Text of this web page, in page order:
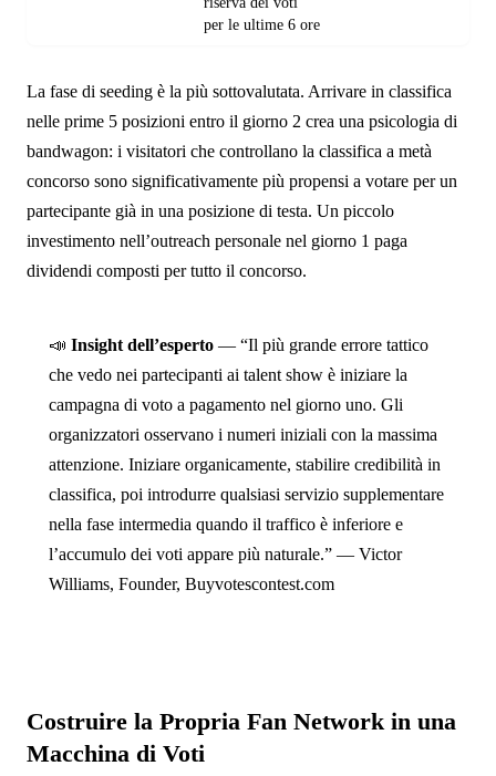
per le ultime 6 ore
La fase di seeding è la più sottovalutata. Arrivare in classifica
nelle prime 5 posizioni entro il giorno 2 crea una psicologia di
bandwagon: i visitatori che controllano la classifica a metà
concorso sono significativamente più propensi a votare per un
partecipante già in una posizione di testa. Un piccolo
investimento nell’outreach personale nel giorno 1 paga
dividendi composti per tutto il concorso.
📣 Insight dell’esperto — “Il più grande errore tattico
che vedo nei partecipanti ai talent show è iniziare la
campagna di voto a pagamento nel giorno uno. Gli
organizzatori osservano i numeri iniziali con la massima
attenzione. Iniziare organicamente, stabilire credibilità in
classifica, poi introdurre qualsiasi servizio supplementare
nella fase intermedia quando il traffico è inferiore e
l’accumulo dei voti appare più naturale.” — Victor
Williams, Founder, Buyvotescontest.com
Costruire la Propria Fan Network in una
Macchina di Voti